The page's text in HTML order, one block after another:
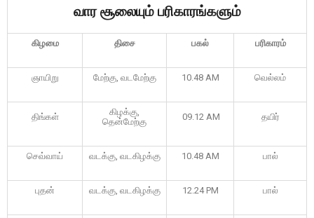
வார சூலையும் பரிகாரங்களும்
கிழமை திசை பகல் பரிகாரம்
ஞாயிறு மேற்கு, வடமேற்கு 10.48 AM வெல்லம்
திங்கள்
கிழக்கு,
தென்மேற்கு
09.12 AM தயிர்
செவ்வாய் வடக்கு, வடகிழக்கு 10.48 AM பால்
புதன் வடக்கு, வடகிழக்கு 12.24 PM பால்